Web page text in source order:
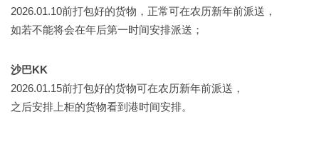
2026.01.10前打包好的货物，正常可在农历新年前派送，
如若不能将会在年后第一时间安排派送；
沙巴KK
2026.01.15前打包好的货物可在农历新年前派送，
之后安排上柜的货物看到港时间安排。